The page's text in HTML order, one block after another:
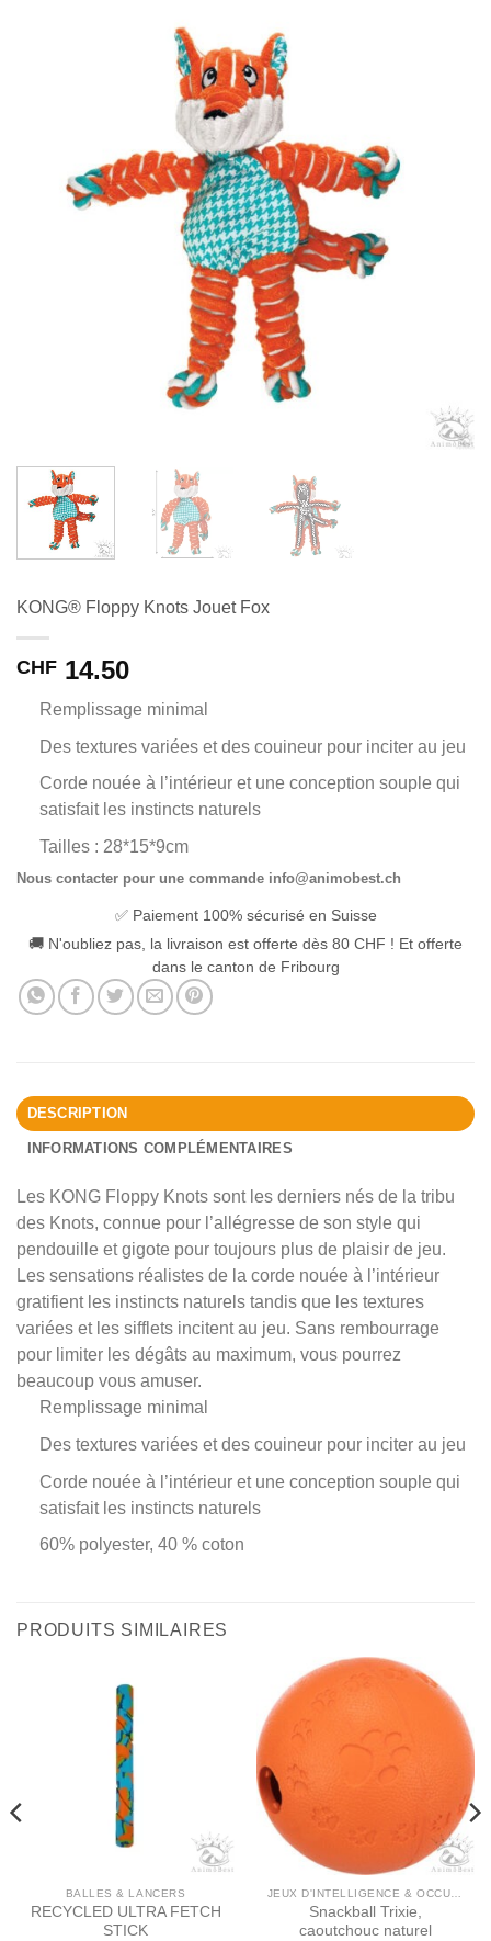
KONG® Floppy Knots Jouet Fox
CHF 14.50
Remplissage minimal
Des textures variées et des couineur pour inciter au jeu
Corde nouée à l’intérieur et une conception souple qui
satisfait les instincts naturels
Tailles : 28*15*9cm
Nous contacter pour une commande info@animobest.ch
✅ Paiement 100% sécurisé en Suisse
🚚 N'oubliez pas, la livraison est offerte dès 80 CHF ! Et offerte
dans le canton de Fribourg
DESCRIPTION
INFORMATIONS COMPLÉMENTAIRES
Les KONG Floppy Knots sont les derniers nés de la tribu
des Knots, connue pour l’allégresse de son style qui
pendouille et gigote pour toujours plus de plaisir de jeu.
Les sensations réalistes de la corde nouée à l’intérieur
gratifient les instincts naturels tandis que les textures
variées et les sifflets incitent au jeu. Sans rembourrage
pour limiter les dégâts au maximum, vous pourrez
beaucoup vous amuser.
Remplissage minimal
Des textures variées et des couineur pour inciter au jeu
Corde nouée à l’intérieur et une conception souple qui
satisfait les instincts naturels
60% polyester, 40 % coton
PRODUITS SIMILAIRES
BALLES & LANCERS
RECYCLED ULTRA FETCH
STICK
Snackball Trixie,
caoutchouc naturel